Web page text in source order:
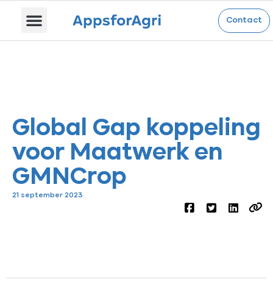
Contact
Global Gap koppeling
voor Maatwerk en
GMNCrop
21 september 2023